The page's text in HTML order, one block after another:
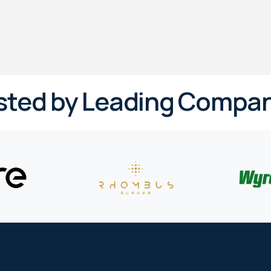
by Leading